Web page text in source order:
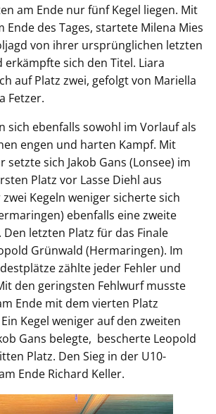
am Ende nur fünf Kegel liegen. Mit
Ende des Tages, startete Milena Mies
von ihrer ursprünglichen letzten
sich den Titel. Liara
auf Platz zwei, gefolgt von Mariella
Fetzer.
sich ebenfalls sowohl im Vorlauf als
engen und harten Kampf. Mit
setzte sich Jakob Gans (Lonsee) im
Platz vor Lasse Diehl aus
Kegeln weniger sicherte sich
ebenfalls eine zweite
Den letzten Platz für das Finale
Grünwald (Hermaringen). Im
zählte jeder Fehler und
den geringsten Fehlwurf musste
Ende mit dem vierten Platz
Kegel weniger auf den zweiten
Gans belegte, bescherte Leopold
Platz. Den Sieg in der U10-
Ende Richard Keller.